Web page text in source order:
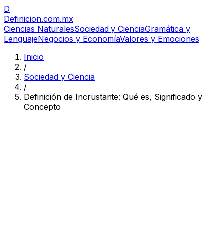
D
Definicion.com.mx
Ciencias NaturalesSociedad y CienciaGramática y
LenguajeNegocios y EconomíaValores y Emociones
Inicio
/
Sociedad y Ciencia
/
Definición de Incrustante: Qué es, Significado y
Concepto